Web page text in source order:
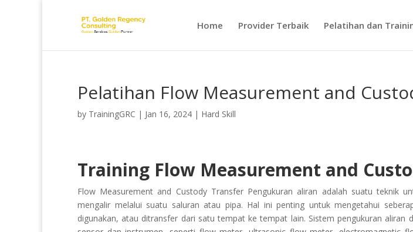
Home Provider Terbaik Pelatihan dan
Pelatihan Flow Measurement and
by TrainingGRC | Jan 16, 2024 | Hard Skill
Training Flow Measurement and
Flow Measurement and Custody Transfer Pengukuran aliran adalah suatu teknik
mengalir melalui suatu saluran atau pipa. Hal ini penting untuk mengetahui
digunakan, atau ditransfer dari satu tempat ke tempat lain. Sistem pengukuran aliran